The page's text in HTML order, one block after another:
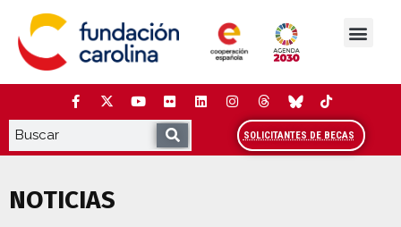
contenido
SOLICITANTES DE BECAS
NOTICIAS